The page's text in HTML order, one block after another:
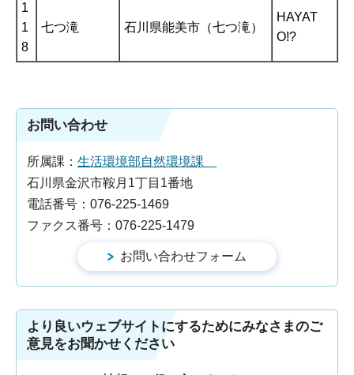
1
1
8
七つ滝 石川県能美市（七つ滝）
HAYAT
O!?
お問い合わせ
所属課： 生活環境部自然環境課
石川県金沢市鞍月1丁目1番地
電話番号：076-225-1469
ファクス番号：076-225-1479
より良いウェブサイトにするためにみなさまのご
意見をお聞かせください